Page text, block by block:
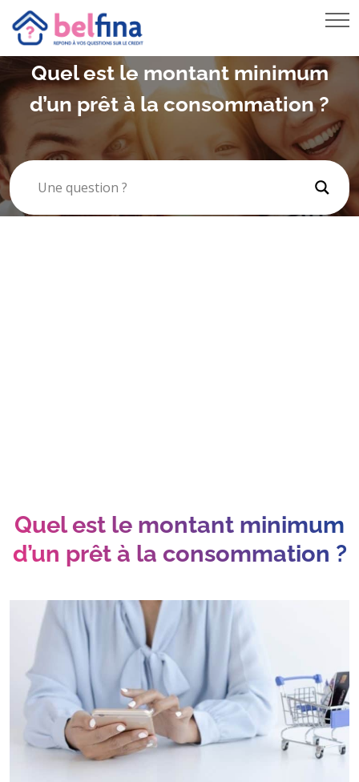
Quel est le montant minimum
d’un prêt à la consommation ?
Quel est le montant minimum
d’un prêt à la consommation ?
RACHAT DE CRÉDIT HYPOTHÉCAIRE
REGROUPEMENT DE CRÉDITS